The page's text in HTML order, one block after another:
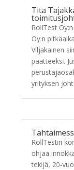
Tita
RollTest
Oy:n
Viljakainen
päätteeksi.
yrityksen
RollTestin
ohjaa
tekijä, 20-